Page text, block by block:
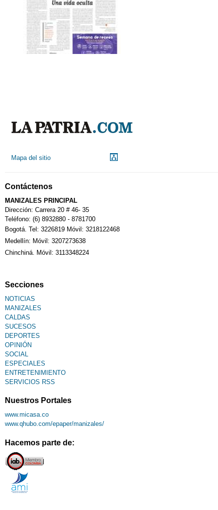
Mapa del sitio
Contáctenos
MANIZALES PRINCIPAL
Dirección: Carrera 20 # 46- 35
Teléfono: (6) 8932880 - 8781700
Bogotá. Tel: 3226819 Móvil: 3218122468
Medellín: Móvil: 3207273638
Chinchiná. Móvil: 3113348224
Secciones
NOTICIAS
MANIZALES
CALDAS
SUCESOS
DEPORTES
OPINIÓN
SOCIAL
ESPECIALES
ENTRETENIMIENTO
SERVICIOS RSS
Nuestros Portales
www.micasa.co
www.qhubo.com/epaper/manizales/
Hacemos parte de: